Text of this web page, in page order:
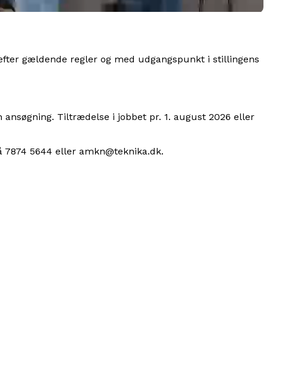
gældende regler og med udgangspunkt i stillingens
ansøgning. Tiltrædelse i jobbet pr. 1. august 2026 eller
5644 eller amkn@teknika.dk.